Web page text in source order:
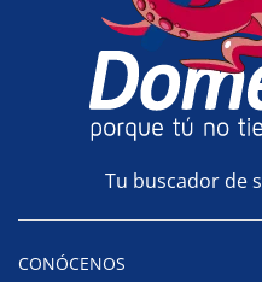
Tu buscador de
CONÓCENOS